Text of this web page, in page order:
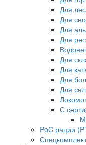
Для
Для
Для
Для
Для
Для
Для
Для
С
PoC рации